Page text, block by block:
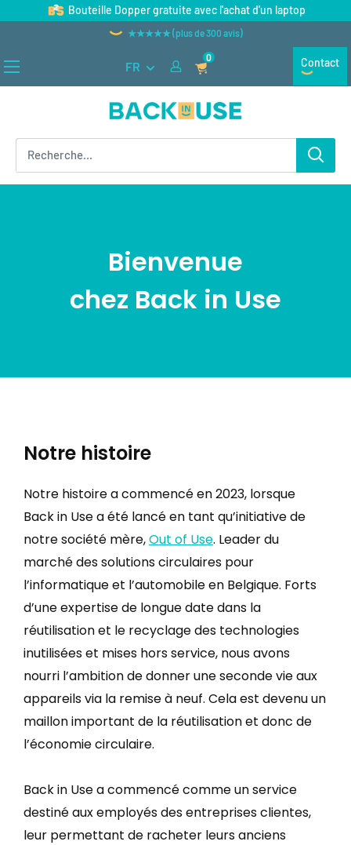
Bouteille Dopper gratuite avec l'achat d'un laptop
★★★★★ (plus de 300 avis)
Back
in
FR
0 Contact
Bienvenue
chez Back in Use
Notre histoire
Notre histoire a commencé en 2023, lorsque
Back in Use a été lancé en tant qu’initiative de
notre société mère,Out of Use. Leader du
marché des solutions circulaires pour
l’informatique et l’automobile en Belgique. Forts
d’une expertise de longue date dans la
réutilisation et le recyclage des technologies
inutilisées et mises hors service, nous avons
nourri l’ambition de donner une seconde vie aux
appareils via la remise à neuf. Cela est devenu un
maillon important de la réutilisation et donc de
l’économie circulaire.
Back in Use a commencé comme un service
destiné aux employés des entreprises clientes,
leur permettant de racheter leurs anciens